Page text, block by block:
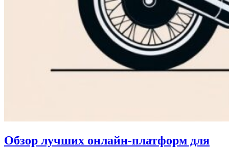
Обзор лучших онлайн-платформ для